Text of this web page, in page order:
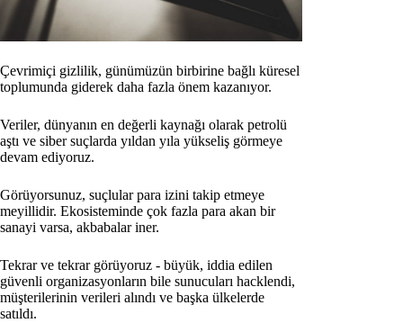
Çevrimiçi gizlilik, günümüzün birbirine bağlı küresel
toplumunda giderek daha fazla önem kazanıyor.
Veriler, dünyanın en değerli kaynağı olarak petrolü
aştı ve siber suçlarda yıldan yıla yükseliş görmeye
devam ediyoruz.
Görüyorsunuz, suçlular para izini takip etmeye
meyillidir. Ekosisteminde çok fazla para akan bir
sanayi varsa, akbabalar iner.
Tekrar ve tekrar görüyoruz - büyük, iddia edilen
güvenli organizasyonların bile sunucuları hacklendi,
müşterilerinin verileri alındı ve başka ülkelerde
satıldı.